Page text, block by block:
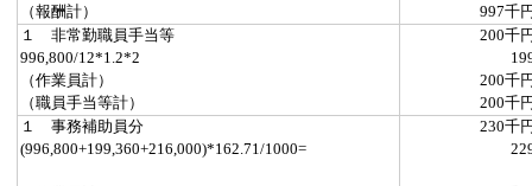
（報酬計）
997千
１ 非常勤職員手当等
200千
996,800/12*1.2*2
（作業員計）
200千
（職員手当等計）
200千
１ 事務補助員分
230千
(996,800+199,360+216,000)*162.71/1000=